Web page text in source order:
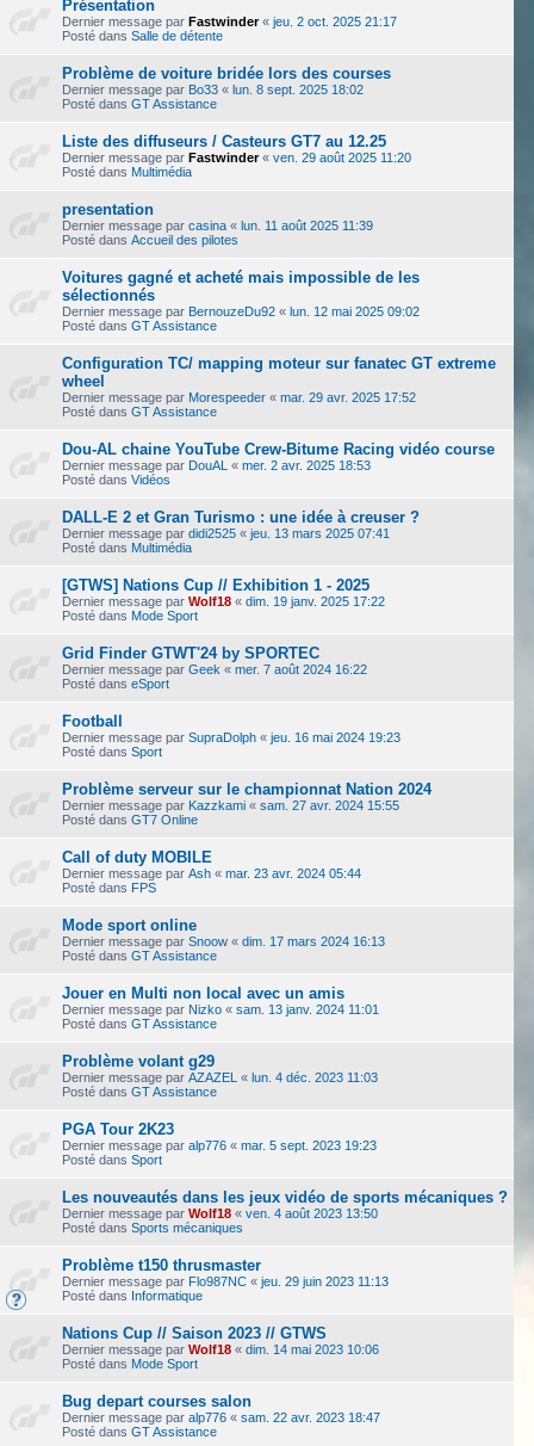
Présentation
Dernier message par Fastwinder« jeu. 2 oct. 2025 21:17
Posté dans Salle de détente
Problème de voiture bridée lors des courses
Dernier message par Bo33 « lun. 8 sept. 2025 18:02
Posté dans GT Assistance
Liste des diffuseurs / Casteurs GT7 au 12.25
Dernier message par Fastwinder« ven. 29 août 2025 11:20
Posté dans Multimédia
presentation
Dernier message par casina « lun. 11 août 2025 11:39
Posté dans Accueil des pilotes
Voitures gagné et acheté mais impossible de les
sélectionnés
Dernier message par BernouzeDu92 « lun. 12 mai 2025 09:02
Posté dans GT Assistance
Configuration TC/ mapping moteur sur fanatec GT extreme
wheel
Dernier message par Morespeeder « mar. 29 avr. 2025 17:52
Posté dans GT Assistance
Dou-AL chaine YouTube Crew-Bitume Racing vidéo course
Dernier message par DouAL « mer. 2 avr. 2025 18:53
Posté dans Vidéos
DALL-E 2 et Gran Turismo : une idée à creuser ?
Dernier message par didi2525 « jeu. 13 mars 2025 07:41
Posté dans Multimédia
[GTWS] Nations Cup // Exhibition 1 - 2025
Dernier message par Wolf18 « dim. 19 janv. 2025 17:22
Posté dans Mode Sport
Grid Finder GTWT'24 by SPORTEC
Dernier message par Geek « mer. 7 août 2024 16:22
Posté dans eSport
Football
Dernier message par SupraDolph « jeu. 16 mai 2024 19:23
Posté dans Sport
Problème serveur sur le championnat Nation 2024
Dernier message par Kazzkami « sam. 27 avr. 2024 15:55
Posté dans GT7 Online
Call of duty MOBILE
Dernier message par Ash « mar. 23 avr. 2024 05:44
Posté dans FPS
Mode sport online
Dernier message par Snoow « dim. 17 mars 2024 16:13
Posté dans GT Assistance
Jouer en Multi non local avec un amis
Dernier message par Nizko « sam. 13 janv. 2024 11:01
Posté dans GT Assistance
Problème volant g29
Dernier message par AZAZEL « lun. 4 déc. 2023 11:03
Posté dans GT Assistance
PGA Tour 2K23
Dernier message par alp776 « mar. 5 sept. 2023 19:23
Posté dans Sport
Les nouveautés dans les jeux vidéo de sports mécaniques ?
Dernier message par Wolf18 « ven. 4 août 2023 13:50
Posté dans Sports mécaniques
Problème t150 thrusmaster
Dernier message par Flo987NC « jeu. 29 juin 2023 11:13
Posté dans Informatique
Nations Cup // Saison 2023 // GTWS
Dernier message par Wolf18 « dim. 14 mai 2023 10:06
Posté dans Mode Sport
Bug depart courses salon
Dernier message par alp776 « sam. 22 avr. 2023 18:47
Posté dans GT Assistance